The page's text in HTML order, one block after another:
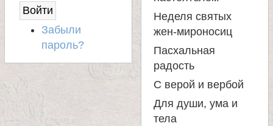
Забыли
пароль?
Неделя святых
жен-мироносиц
Пасхальная
радость
С верой и вербой
Для души, ума и
тела